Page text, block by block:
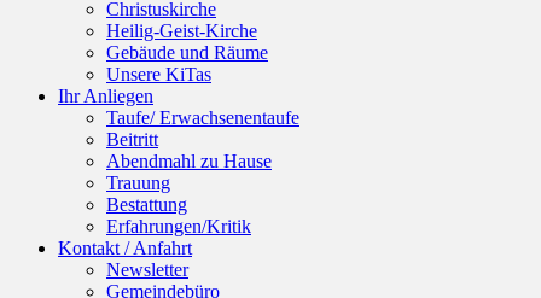
Christuskirche
Heilig-Geist-Kirche
Gebäude und Räume
Unsere KiTas
Ihr Anliegen
Taufe/ Erwachsenentaufe
Beitritt
Abendmahl zu Hause
Trauung
Bestattung
Erfahrungen/Kritik
Kontakt / Anfahrt
Newsletter
Gemeindebüro